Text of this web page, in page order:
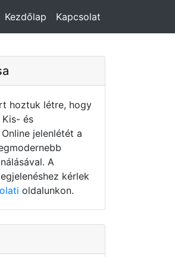
Kezdőlap Kapcsolat
hoztuk létre, hogy
és
jelenlétét a
A
kérlek
oldalunkon.